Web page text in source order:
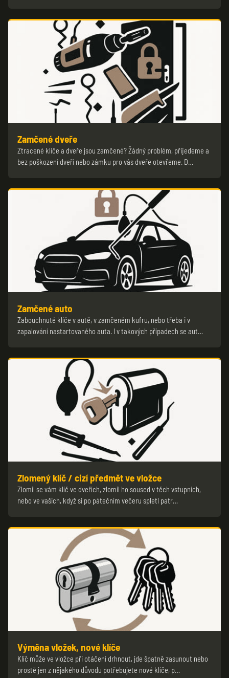
Zamčené dveře
Ztracené klíče a dveře jsou zamčené? Žádný problém, přijedeme a
bez poškození dveří nebo zámku pro vás dveře otevřeme. D…
Zamčené auto
Zabouchnuté klíče v autě, v zamčeném kufru, nebo třeba i v
zapalování nastartovaného auta. I v takových případech se aut…
Zlomený klíč / cizí předmět ve vložce
Zlomil se vám klíč ve dveřích, zlomil ho soused v těch vstupních,
nebo ve vašich, když si po pátečním večeru spletl patr…
Výměna vložek, nové klíče
Klíč může ve vložce při otáčení drhnout, jde špatně zasunout nebo
prostě jen z nějakého důvodu potřebujete nové klíče, p…